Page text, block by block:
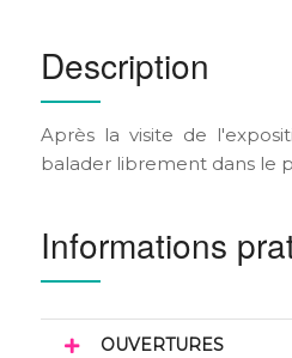
Description
Après la visite de
balader librement dans le
Informations
OUVERTURES